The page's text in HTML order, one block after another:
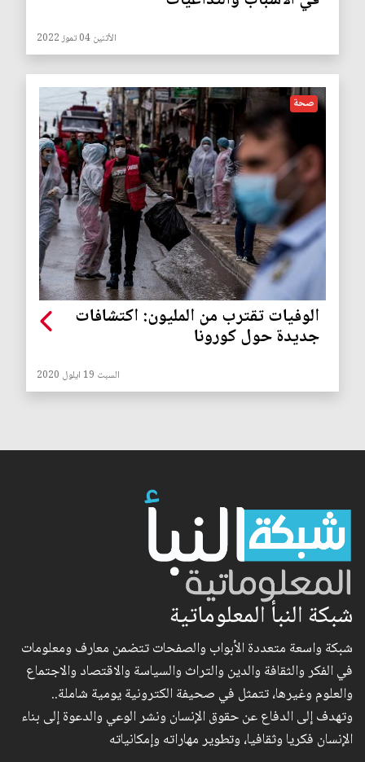
الأثنين 04 تموز 2022
صحة
الوفيات تقترب من المليون: اكتشافات
جديدة حول كورونا
السبت 19 ايلول 2020
شبكة النبأ المعلوماتية
شبكة واسعة متعددة الأبواب والصفحات تتضمن معارف ومعلومات
في الفكر والثقافة والدين والتراث والسياسة والاقتصاد والاجتماع
والعلوم وغيرها، تتمثل في صحيفة الكترونية يومية شاملة..
وتهدف إلى الدفاع عن حقوق الإنسان ونشر الوعي والدعوة إلى بناء
الإنسان فكريا وثقافيا، وتطوير مهاراته وإمكانياته